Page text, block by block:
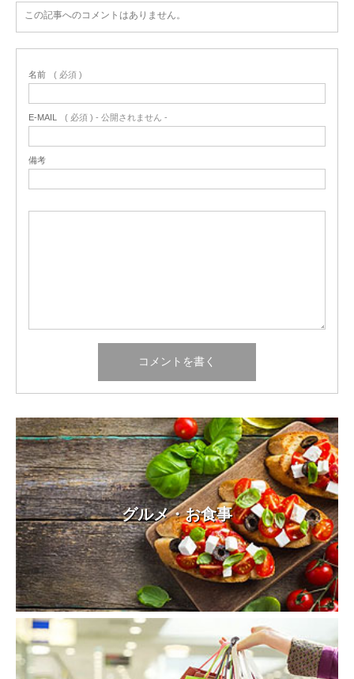
この記事へのコメントはありません。
名前 ( 必須 )
E-MAIL ( 必須 ) - 公開されません -
備考
グルメ・お食事